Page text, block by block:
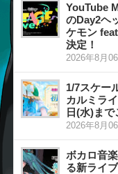
YouTube
のDay2ヘ
ケモン
決定！
2026年8月
1/7スケー
カルミラ
日(水)まで
2026年8月
ボカロ音
る新ライ